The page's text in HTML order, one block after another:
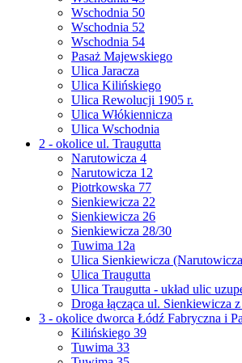
Wschodnia 50
Wschodnia 52
Wschodnia 54
Pasaż Majewskiego
Ulica Jaracza
Ulica Kilińskiego
Ulica Rewolucji 1905 r.
Ulica Włókiennicza
Ulica Wschodnia
2 - okolice ul. Traugutta
Narutowicza 4
Narutowicza 12
Piotrkowska 77
Sienkiewicza 22
Sienkiewicza 26
Sienkiewicza 28/30
Tuwima 12a
Ulica Sienkiewicza
Ulica Traugutta
Ulica Traugutta - układ ulic
Droga łącząca ul. Sienkiewicza
3 - okolice dworca Łódź Fabryczna i
Kilińskiego 39
Tuwima 33